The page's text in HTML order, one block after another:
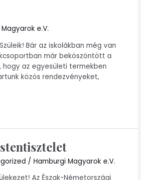
e.V.
Bár az iskolákban még van
már beköszöntött a
hogy az egyesületi termekben
közös rendezvényeket,
/Hamburgi Magyarok e.V.
Az Észak-Németországi